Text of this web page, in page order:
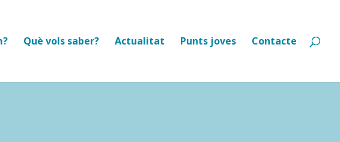
Què vols saber? Actualitat Punts joves Contacte